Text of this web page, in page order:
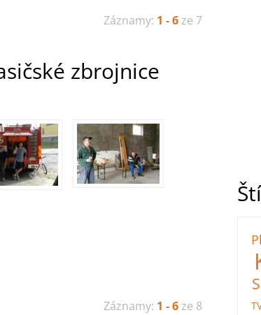
Záznamy: 1 - 6ze 7
zbrojnice
Záznamy: 1 - 6ze 8